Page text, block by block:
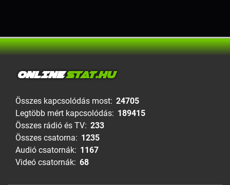
ONLINESTAT.HU
Összes kapcsolódás most: 24705
Legtöbb mért kapcsolódás: 189415
Összes rádió és TV: 233
Összes csatorna: 1235
Audió csatornák: 1167
Videó csatornák: 68